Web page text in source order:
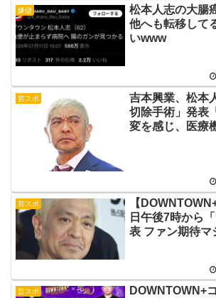
嫌儲
松本人志の大腸
他へも転移して
いwww
芸スポ
吉本興業、松本
切除手術」発表
変を感じ、医療
芸スポ
【
日午後7時から
表 ファン期待マ
芸スポ
DOWNTOWN+